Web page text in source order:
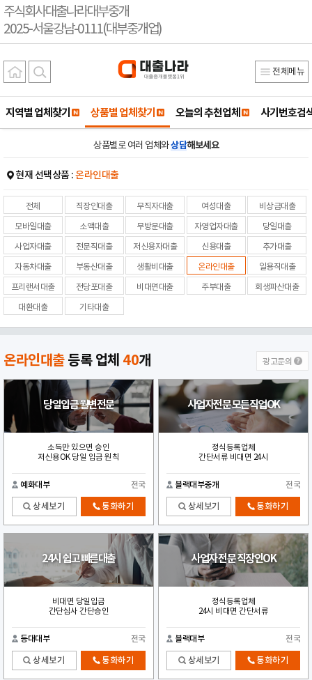
주식회사대출나라대부중개
2025-서울강남-0111(대부중개업)
전체메뉴
지역별 업체찾기 상품별 업체찾기 오늘의 추천업체 사기번호검
상품별로 여러 업체와상담해보세요
현재 선택상품 :온라인대출
전체 직장인대출 무직자대출 여성대출 비상금대출
모바일대출 소액대출 무방문대출 자영업자대출 당일대출
사업자대출 전문직대출 저신용자대출 신용대출 추가대출
자동차대출 부동산대출 생활비대출 온라인대출 일용직대출
프리랜서대출 전당포대출 비대면대출 주부대출 회생파산대출
대환대출 기타대출
온라인대출등록 업체 40개 광고문의
당일입금 월변전문
소득만 있으면 승인
저신용OK 당일 입금 원칙
예화대부 전국
상세보기 통화하기
사업자전문 모든직업OK
정식등록업체
간단서류 비대면 24시
블랙대부중개 전국
상세보기 통화하기
24시 쉽고 빠른대출
비대면 당일입금
간단심사 간단승인
등대대부 전국
상세보기 통화하기
사업자 전문 직장인OK
정식등록업체
24시 비대면 간단서류
블랙대부 전국
상세보기 통화하기